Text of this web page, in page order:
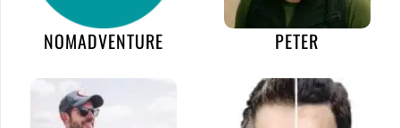
NOMADVENTURE PETER